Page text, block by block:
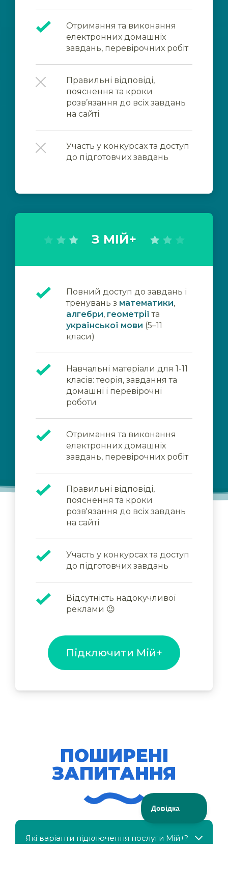
Отримання та виконання
електронних домашніх
завдань, перевірочних робіт
Правильні відповіді,
пояснення та кроки
розв’язання до всіх завдань
на сайті
Участь у конкурсах та доступ
до підготовчих завдань
З МІЙ+
Повний доступ до завдань і
тренувань з математики,
алгебри, геометрії та
української мови (5–11
класи)
Навчальні матеріали для 1-11
класів: теорія, завдання та
домашні і перевірочні
роботи
Отримання та виконання
електронних домашніх
завдань, перевірочних робіт
Правильні відповіді,
пояснення та кроки
розв'язання до всіх завдань
на сайті
Участь у конкурсах та доступ
до підготовчих завдань
Відсутність надокучливої
реклами 😉
Підключити Мій+
ПОШИРЕНІ
ЗАПИТАННЯ
Які варіанти підключення послуги Мій+?